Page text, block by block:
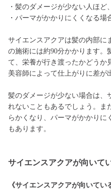
・髪のダメージが少ない人ほど
・パーマがかかりにくくなる場
サイエンスアクアは髪の内部に
の施術には約90分かかります。
て、栄養が行き渡ったかどうか
美容師によって仕上がりに差が
髪のダメージが少ない場合は、
れないこともあるでしょう。ま
らかくなり、パーマがかかりに
もあります。
サイエンスアクアが向いて
《サイエンスアクアが向いてい